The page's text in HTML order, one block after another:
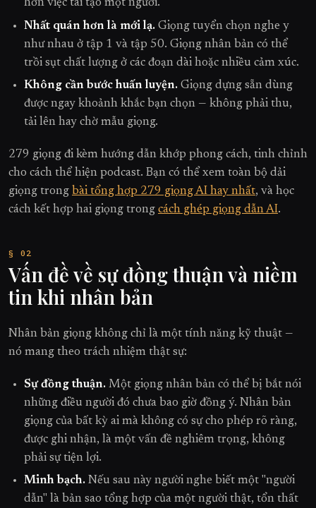
hơn việc tái tạo một người.
Nhất quán hơn là mới lạ. Giọng tuyển chọn nghe y
như nhau ở tập 1 và tập 50. Giọng nhân bản có thể
trồi sụt chất lượng ở các đoạn dài hoặc nhiều cảm xúc.
Không cần bước huấn luyện. Giọng dựng sẵn dùng
được ngay khoảnh khắc bạn chọn — không phải thu,
tải lên hay chờ mẫu giọng.
279 giọng đi kèm hướng dẫn khớp phong cách, tinh chỉnh
cho cách thể hiện podcast. Bạn có thể xem toàn bộ dải
giọng trong bài tổng hợp 279 giọng AI hay nhất, và học
cách kết hợp hai giọng trong cách ghép giọng dẫn AI.
Vấn đề về sự đồng thuận và niềm
tin khi nhân bản
Nhân bản giọng không chỉ là một tính năng kỹ thuật —
nó mang theo trách nhiệm thật sự:
Sự đồng thuận. Một giọng nhân bản có thể bị bắt nói
những điều người đó chưa bao giờ đồng ý. Nhân bản
giọng của bất kỳ ai mà không có sự cho phép rõ ràng,
được ghi nhận, là một vấn đề nghiêm trọng, không
phải sự tiện lợi.
Minh bạch. Nếu sau này người nghe biết một "người
dẫn" là bản sao tổng hợp của một người thật, tổn thất